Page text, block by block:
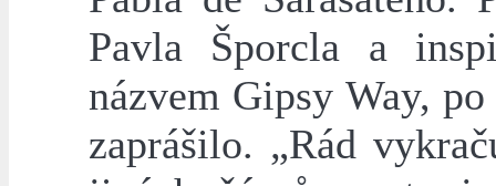
Pavla Šporcla a
názvem Gipsy Way,
zaprášilo. „Rád